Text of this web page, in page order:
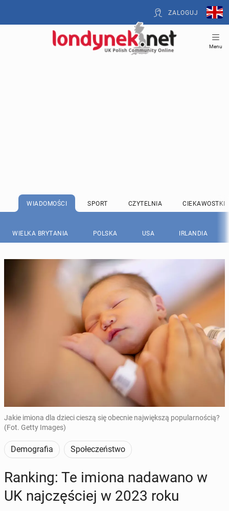
ZALOGUJ
Menu
WIADOMOŚCI SPORT CZYTELNIA CIEKAWOSTKI
WIELKA BRYTANIA POLSKA USA IRLANDIA
Jakie imiona dla dzieci cieszą się obecnie największą popularnością?
(Fot. Getty Images)
Demografia Społeczeństwo
Ranking: Te imiona nada­wa­no w
UK naj­czę­ściej w 2023 roku